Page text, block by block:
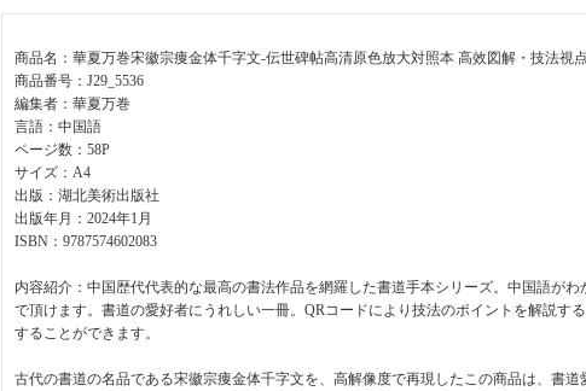
商品名：華夏万巻宋徽宗痩金体千字文-伝世碑帖高清原色放大対照本 高效図解・技法視
商品番号：J29_5536
編集者：華夏万巻
言語：中国語
ページ数：58P
サイズ：A4
出版：湖北美術出版社
出版年月：2024年1月
ISBN：9787574602083
内容紹介：中国歴代代表的な最高の書法作品を網羅した書道手本シリーズ。中国語が
で頂けます。書道の愛好者にうれしい一冊。QRコードにより技法のポイントを解説す
することができます。
古代の書道の名品である宋徽宗痩金体千字文を、高解像度で再現したこの商品は、書